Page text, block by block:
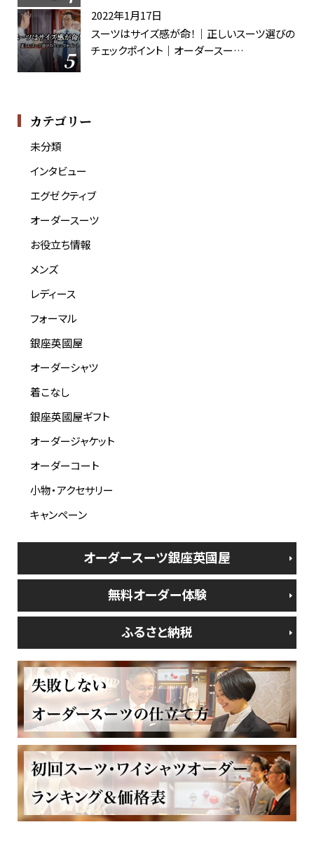
2022年1月17日
スーツはサイズ感が命！｜正しいスーツ選びの
チェックポイント｜オーダースー…
カテゴリー
未分類
インタビュー
エグゼクティブ
オーダースーツ
お役立ち情報
メンズ
レディース
フォーマル
銀座英國屋
オーダーシャツ
着こなし
銀座英國屋ギフト
オーダージャケット
オーダーコート
小物・アクセサリー
キャンペーン
オーダースーツ銀座英國屋
無料オーダー体験
ふるさと納税